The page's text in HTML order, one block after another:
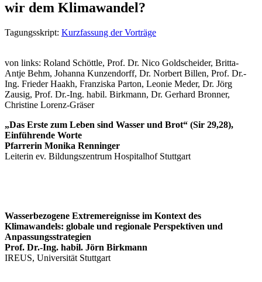
wir dem Klimawandel?
Tagungsskript: Kurzfassung der Vorträge
von links: Roland Schöttle, Prof. Dr. Nico Goldscheider, Britta-
Antje Behm, Johanna Kunzendorff, Dr. Norbert Billen, Prof. Dr.-
Ing. Frieder Haakh, Franziska Parton, Leonie Meder, Dr. Jörg
Zausig, Prof. Dr.-Ing. habil. Birkmann, Dr. Gerhard Bronner,
Christine Lorenz-Gräser
„Das Erste zum Leben sind Wasser und Brot“ (Sir 29,28),
Einführende Worte
Pfarrerin Monika Renninger
Leiterin ev. Bildungszentrum Hospitalhof Stuttgart
Wasserbezogene Extremereignisse im Kontext des
Klimawandels: globale und regionale Perspektiven und
Anpassungsstrategien
Prof. Dr.-Ing. habil. Jörn Birkmann
IREUS, Universität Stuttgart